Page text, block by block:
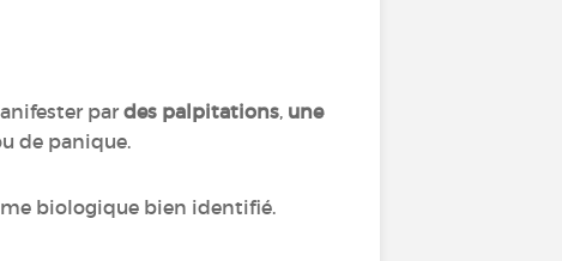
pardes palpitations, une
de panique.
biologique bien identifié.